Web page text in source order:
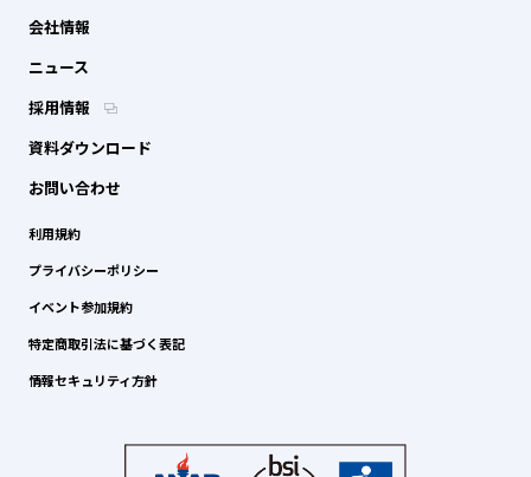
会社情報
ニュース
採用情報
資料ダウンロード
お問い合わせ
利用規約
プライバシーポリシー
イベント参加規約
特定商取引法に基づく表記
情報セキュリティ方針